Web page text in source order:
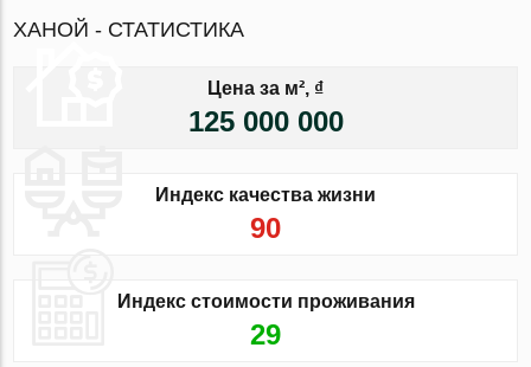
ХАНОЙ - СТАТИСТИКА
Цена за м², ₫
125 000 000
Индекс качества жизни
90
Индекс стоимости проживания
29